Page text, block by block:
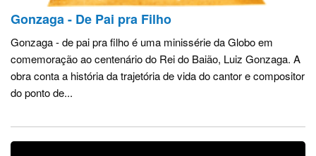
Gonzaga - De Pai pra Filho
Gonzaga - de pai pra filho é uma minissérie da Globo em
comemoração ao centenário do Rei do Baião, Luiz Gonzaga. A
obra conta a história da trajetória de vida do cantor e compositor
do ponto de...